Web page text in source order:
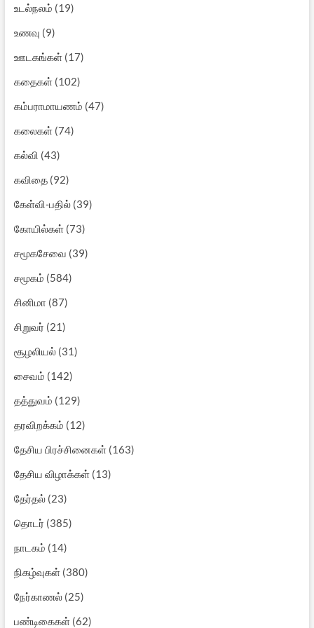
உடல்நலம் (19)
உணவு (9)
ஊடகங்கள்(17)
கதைகள்(102)
கம்பராமாயணம் (47)
கலைகள்(74)
கல்வி (43)
கவிதை(92)
கேள்வி-பதில்(39)
கோயில்கள்(73)
சமூகசேவை (39)
சமூகம் (584)
சினிமா (87)
சிறுவர் (21)
சூழலியல்(31)
சைவம் (142)
தத்துவம் (129)
தரவிறக்கம் (12)
தேசிய பிரச்சினைகள்(163)
தேசிய விழாக்கள்(13)
தேர்தல்(23)
தொடர் (385)
நாடகம் (14)
நிகழ்வுகள்(380)
நேர்காணல்(25)
பண்டிகைகள்(62)